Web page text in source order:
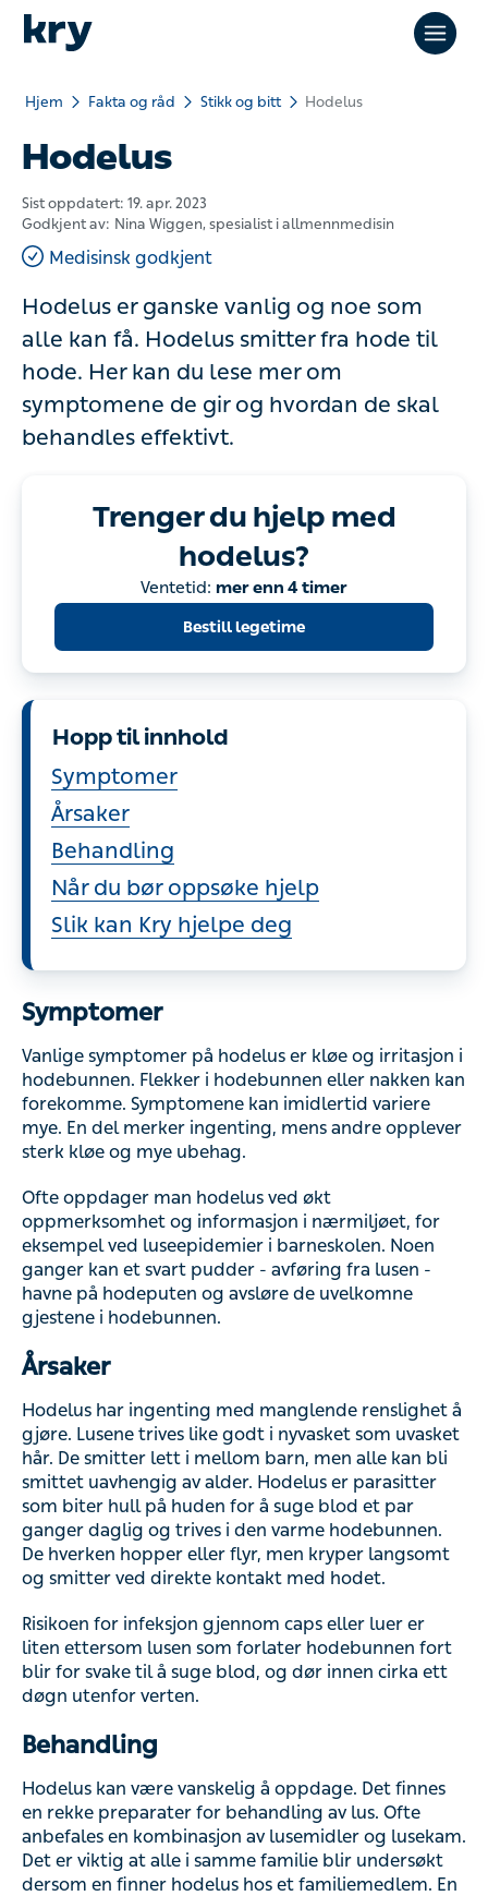
Hjem Fakta og råd Stikk og bitt Hodelus
Hodelus
Sist oppdatert:19. apr. 2023
Godkjent av: Nina Wiggen, spesialist i allmennmedisin
Medisinsk godkjent
Hodelus er ganske vanlig og noe som alle kan
få. Hodelus smitter fra hode til hode. Her kan
du lese mer om symptomene de gir og
hvordan de skal behandles effektivt.
hodelus?
Bestill legetime
Symptomer
Årsaker
Behandling
Når du bør oppsøke hjelp
Slik kan Kry hjelpe deg
Symptomer
Vanlige symptomer på hodelus er kløe og irritasjon i
hodebunnen. Flekker i hodebunnen eller nakken kan
forekomme. Symptomene kan imidlertid variere mye. En
del merker ingenting, mens andre opplever sterk kløe og
mye ubehag.
Ofte oppdager man hodelus ved økt oppmerksomhet og
informasjon i nærmiljøet, for eksempel ved luseepidemier
i barneskolen. Noen ganger kan et svart pudder - avføring
fra lusen - havne på hodeputen og avsløre de uvelkomne
gjestene i hodebunnen.
Årsaker
Lusene trives like godt i nyvasket som uvasket hår. De
smitter lett i mellom barn, men alle kan bli smittet
uavhengig av alder. Hodelus er parasitter som biter hull
på huden for å suge blod et par ganger daglig og trives i
den varme hodebunnen. De hverken hopper eller flyr,
men kryper langsomt og smitter ved direkte kontakt med
hodet.
ettersom lusen som forlater hodebunnen fort blir for svake
til å suge blod, og dør innen cirka ett døgn utenfor verten.
Behandling
Hodelus kan være vanskelig å oppdage. Det finnes en
kombinasjon av lusemidler og lusekam. Det er viktig at
alle i samme familie blir undersøkt dersom en finner
hodelus hos et familiemedlem. En del lus har utviklet
resistens mot noen lusemidler.